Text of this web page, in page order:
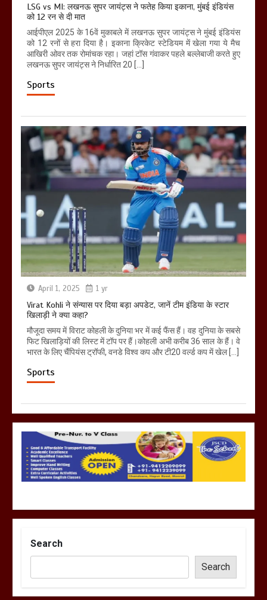
LSG vs MI: लखनऊ सुपर जायंट्स ने फतेह किया इकाना, मुंबई इंडियंस
को 12 रन से दी मात
आईपीएल 2025 के 16वें मुकाबले में लखनऊ सुपर जायंट्स ने मुंबई इंडियंस
को 12 रनों से हरा दिया है। इकाना क्रिकेट स्टेडियम में खेला गया ये मैच
आखिरी ओवर तक रोमांचक रहा। जहां टॉस गंवाकर पहले बल्लेबाजी करते हुए
लखनऊ सुपर जायंट्स ने निर्धारित 20 […]
Sports
April 1, 2025 1 yr
Virat Kohli ने संन्यास पर दिया बड़ा अपडेट, जानें टीम इंडिया के स्टार
खिलाड़ी ने क्या कहा?
मौजूदा समय में विराट कोहली के दुनिया भर में कई फैंस हैं। वह दुनिया के सबसे
फिट खिलाड़ियों की लिस्ट में टॉप पर हैं।कोहली अभी करीब 36 साल के हैं। वे
भारत के लिए चैंपियंस ट्रॉफी, वनडे विश्व कप और टी20 वर्ल्ड कप में खेल […]
Sports
Search
Search